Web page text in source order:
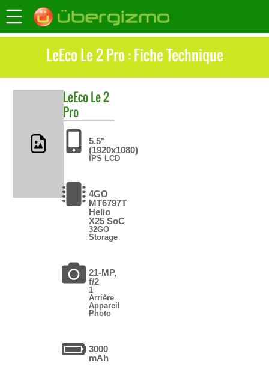
LeEco Le 2 Pro : Fiche Technique
LeEcoLe 2
Pro
5.5"
(1920x1080)
IPS LCD
4GO
MT6797T
Helio
X25 SoC
32GO
Storage
21-MP,
f/2
1
Arrière
Appareil
Photo
3000
mAh